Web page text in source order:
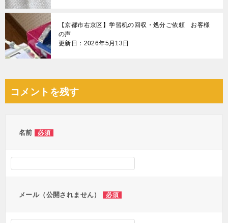
【京都市右京区】学習机の回収・処分ご依頼 お客様
の声
更新日：2026年5月13日
コメントを残す
名前 必須
メール（公開されません） 必須